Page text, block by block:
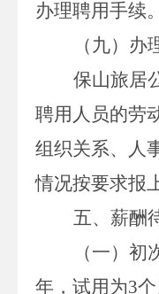
办理聘用手续。
（九）
保山旅居
聘用人员的劳
组织关系、人
情况按要求报
五、薪酬
（一）
年，试用为3